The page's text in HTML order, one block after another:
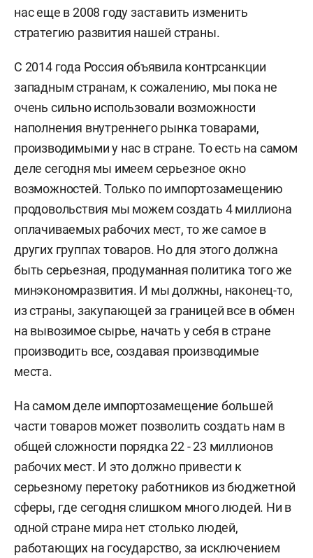
нас еще в 2008 году заставить изменить
стратегию развития нашей страны.
С 2014 года Россия объявила контрсанкции
западным странам, к сожалению, мы пока не
очень сильно использовали возможности
наполнения внутреннего рынка товарами,
производимыми у нас в стране. То есть на самом
деле сегодня мы имеем серьезное окно
возможностей. Только по импортозамещению
продовольствия мы можем создать 4 миллиона
оплачиваемых рабочих мест, то же самое в
других группах товаров. Но для этого должна
быть серьезная, продуманная политика того же
минэкономразвития. И мы должны, наконец-то,
из страны, закупающей за границей все в обмен
на вывозимое сырье, начать у себя в стране
производить все, создавая производимые
места.
На самом деле импортозамещение большей
части товаров может позволить создать нам в
общей сложности порядка 22 - 23 миллионов
рабочих мест. И это должно привести к
серьезному перетоку работников из бюджетной
сферы, где сегодня слишком много людей. Ни в
одной стране мира нет столько людей,
работающих на государство, за исключением